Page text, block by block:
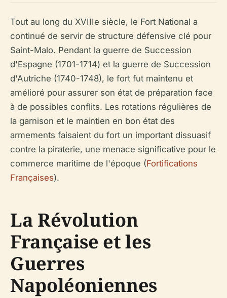
Tout au long du XVIIIe siècle, le Fort National a
continué de servir de structure défensive clé pour
Saint-Malo. Pendant la guerre de Succession
d'Espagne (1701-1714) et la guerre de Succession
d'Autriche (1740-1748), le fort fut maintenu et
amélioré pour assurer son état de préparation face
à de possibles conflits. Les rotations régulières de
la garnison et le maintien en bon état des
armements faisaient du fort un important dissuasif
contre la piraterie, une menace significative pour le
commerce maritime de l'époque (Fortifications
Françaises).
La Révolution
Française et les
Guerres
Napoléoniennes